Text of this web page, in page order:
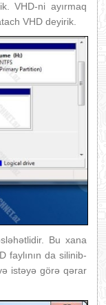
VHD-ni ayırmaq
VHD deyirik.
Bu xana
faylının da silinib-
istəyə görə qərar